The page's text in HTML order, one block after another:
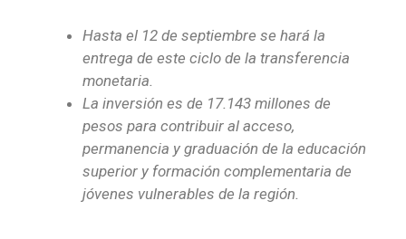
Hasta el 12 de septiembre se hará la
entrega de este ciclo de la transferencia
monetaria.
La inversión es de 17.143 millones de
pesos para contribuir al acceso,
permanencia y graduación de la educación
superior y formación complementaria de
jóvenes vulnerables de la región.